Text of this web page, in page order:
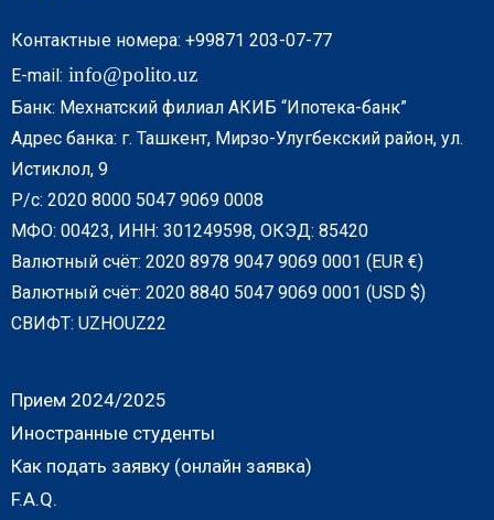
Контактные номера: +99871 203-07-77
E-mail: info@polito.uz
Банк: Мехнатский филиал АКИБ “Ипотека-банк”
Адрес банка: г. Ташкент, Мирзо-Улугбекский район, ул.
Истиклол, 9
Р/с: 2020 8000 5047 9069 0008
МФО: 00423, ИНН: 301249598, ОКЭД: 85420
Валютный счёт: 2020 8978 9047 9069 0001 (EUR €)
Валютный счёт: 2020 8840 5047 9069 0001 (USD $)
СВИФТ: UZHOUZ22
Прием 2024/2025
Иностранные студенты
Как подать заявку (онлайн заявка)
F.A.Q.